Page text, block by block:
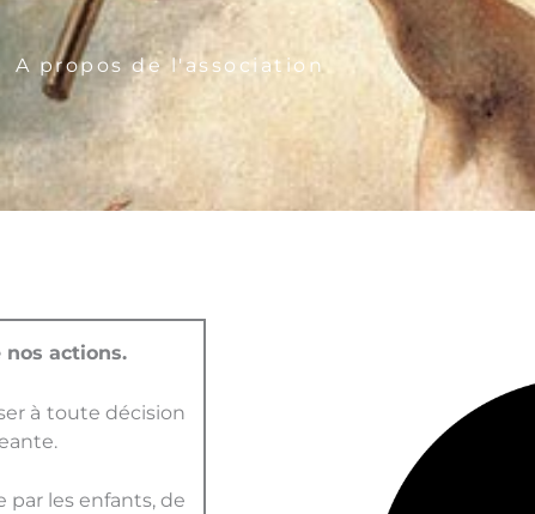
r
A propos de l'association
actions.
à toute décision
par les enfants, de